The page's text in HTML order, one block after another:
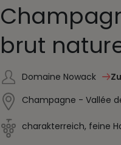
brut
Domaine Nowack
Champagne - Vallée
charakterreich, feine